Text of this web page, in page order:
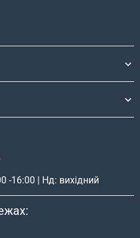
-16:00 | Нд: вихідний